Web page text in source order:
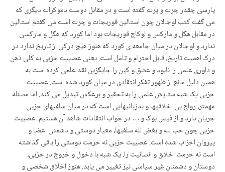
پارسی چقدر چرت و پرت گفته است و در مقابل دوست دموکرات دیگری که
می گفت کتب اوجالان چون استالین قوریجات و چرت است می گفتم استالین
در مقابل هگل و مارکس و لوکاچ قوریجات بود اما کورد که هگل و مارکسی
ندارد و اوجالان در میان جامعه ی کورد که هنوز هیچ درکی از تاریخ ندارد در
درک اهمیت تاریخ، قابل احترام و تامل است. یعنی عصبیت حزبی به کلی ذهن
و داوری علمی را نابود و عشق و کین را جایگزین نقد علمی کرده است به
همین دلیل مانع از ظهور تفکر انتقادی در میان کورد شده است. عصبیت
حزبی یک شبه ستایش علمی را به تحقیر و برعکس تبدیل می کند. اما مسئله
مهمتر، رواج بی اخلاقیها و بدزبانیهایی است که در میان سلفیهای حزبی
جریان دارد و از فیس بوک و … در جواب انتقادات شاهد آن هستیم. عصبیت
حزبی چون حب لله و بغض لله سلفیها، معیار دوستی و دشمنی اعضا و
پیروان احزاب شده است. عصبیت حزبی نه حرمت دوستی را باقی گذاشته
است نه حرمت اخلاق و انسانیت را. یک شبه با دخول و خروج در حزبی،
دوستان و دشمنان غیر سیاسی نیز تغییر می یابد. هنوز اخلاق شخصی و